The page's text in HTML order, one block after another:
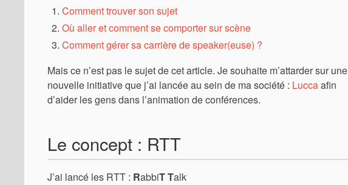
Comment trouver son sujet
Où aller et comment se comporter sur scène
Comment gérer sa carrière de speaker(euse) ?
Mais ce n’est pas le sujet de cet article. Je souhaite m’attarder sur une
nouvelle initiative que j’ai lancée au sein de ma société : Luccaafin
d’aider les gens dans l’animation de conférences.
Le concept : RTT
J’ai lancé les RTT : RabbiTTalk